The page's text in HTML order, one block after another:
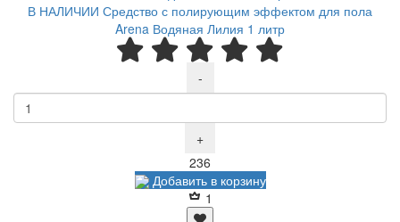
В НАЛИЧИИ Средство с полирующим эффектом для пола
Arena Водяная Лилия 1 литр
-
+
236
Добавить в корзину
1